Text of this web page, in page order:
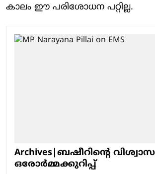
കാലം ഈ പരിശോധന പറ്റില്ല.
Archives|ബഷീറിന്റെ
ഒരോര്‍മ്മക്കുറിപ്പ്